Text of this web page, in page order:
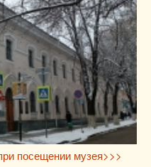
посещении музея>>>